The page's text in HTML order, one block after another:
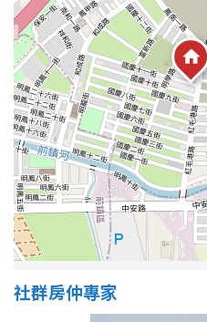
2房
4房
屋齡
不拘
5-10 年
20-30 年
社群房仲專家